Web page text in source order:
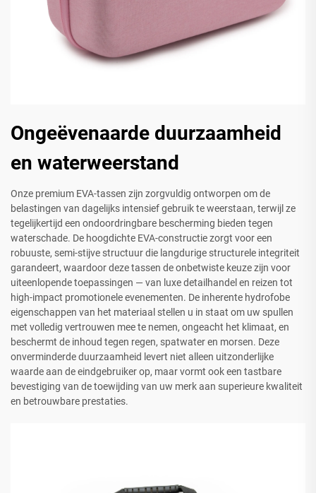
Ongeëvenaarde duurzaamheid
en waterweerstand
Onze premium EVA-tassen zijn zorgvuldig ontworpen om de
belastingen van dagelijks intensief gebruik te weerstaan, terwijl ze
tegelijkertijd een ondoordringbare bescherming bieden tegen
waterschade. De hoogdichte EVA-constructie zorgt voor een
robuuste, semi-stijve structuur die langdurige structurele integriteit
garandeert, waardoor deze tassen de onbetwiste keuze zijn voor
uiteenlopende toepassingen — van luxe detailhandel en reizen tot
high-impact promotionele evenementen. De inherente hydrofobe
eigenschappen van het materiaal stellen u in staat om uw spullen
met volledig vertrouwen mee te nemen, ongeacht het klimaat, en
beschermt de inhoud tegen regen, spatwater en morsen. Deze
onverminderde duurzaamheid levert niet alleen uitzonderlijke
waarde aan de eindgebruiker op, maar vormt ook een tastbare
bevestiging van de toewijding van uw merk aan superieure kwaliteit
en betrouwbare prestaties.